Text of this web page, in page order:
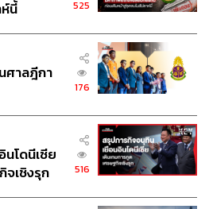
ความตั้งใจเดิมในการเริ่มต้นธุรกิจ
ในสิ่งที่เคยทำได้ดี และเริ่มไม่ได้
กก้าวของบริษัท
สปีเกล ซึ่งปรับปรุงและเปิดแอป
โดยมีนโยบายลบอินฟลูเอ้นเซอร์
พื่อน’ โดยชี้เป้าไปที่แพลตฟอร์มโซ
ช้ประโยชน์จากข้อมูลของผู้ใช้แทบ
ลตอบรับเป็นลบอย่างมากในช่วง
นี้
525
ศาลฎีกา
176
โดนีเซีย
จเชิงรุก
516